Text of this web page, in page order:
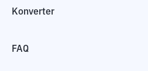
Konverter
FAQ